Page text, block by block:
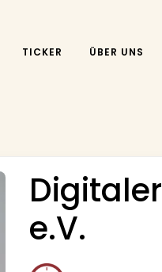
TICKER ÜBER UNS
e.V.